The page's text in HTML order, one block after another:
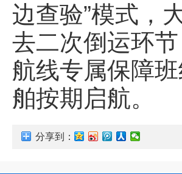
边查验”模式，
去二次倒运环
航线专属保障
舶按期启航。
分享到：